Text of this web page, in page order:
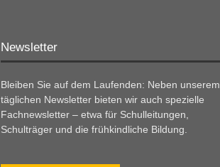
Newsletter
Bleiben Sie auf dem Laufenden: Neben unserem
täglichen Newsletter bieten wir auch spezielle
Fachnewsletter – etwa für Schulleitungen,
Schulträger und die frühkindliche Bildung.